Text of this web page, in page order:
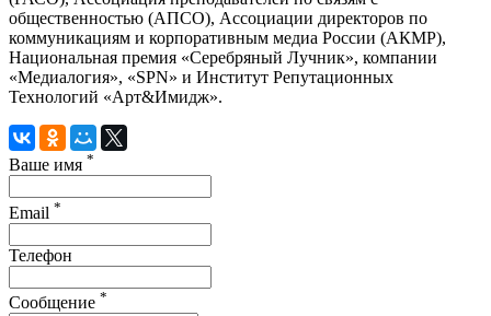
общественностью (АПСО), Ассоциации директоров по
коммуникациям и корпоративным медиа России (АКМР),
Национальная премия «Серебряный Лучник», компании
«Медиалогия», «SPN» и Институт Репутационных
Технологий «Арт&Имидж».
Ваше имя *
Email *
Телефон
Сообщение *